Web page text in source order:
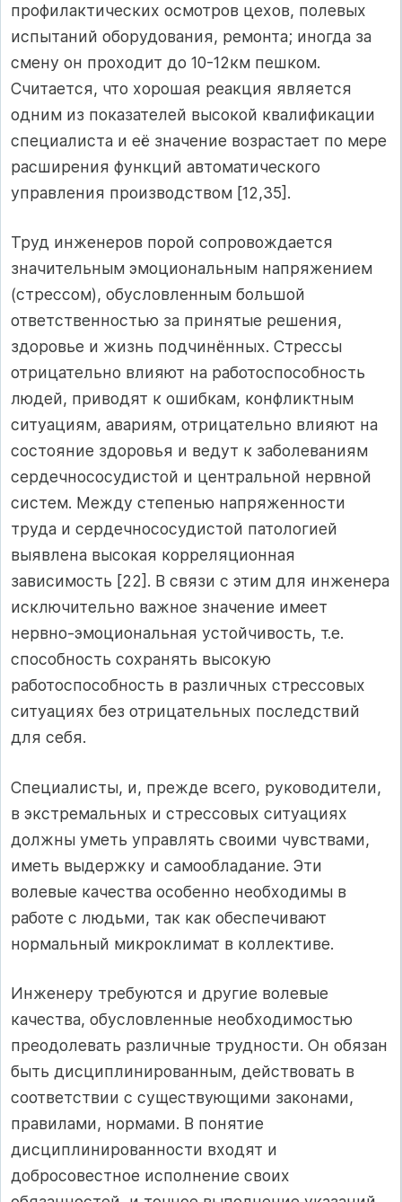
профилактических осмотров цехов, полевых
испытаний оборудования, ремонта; иногда за
смену он проходит до 10-12км пешком.
Считается, что хорошая реакция является
одним из показателей высокой квалификации
специалиста и её значение возрастает по мере
расширения функций автоматического
управления производством [12,35].
Труд инженеров порой сопровождается
значительным эмоциональным напряжением
(стрессом), обусловленным большой
ответственностью за принятые решения,
здоровье и жизнь подчинённых. Стрессы
отрицательно влияют на работоспособность
людей, приводят к ошибкам, конфликтным
ситуациям, авариям, отрицательно влияют на
состояние здоровья и ведут к заболеваниям
сердечнососудистой и центральной нервной
систем. Между степенью напряженности
труда и сердечнососудистой патологией
выявлена высокая корреляционная
зависимость [22]. В связи с этим для инженера
исключительно важное значение имеет
нервно-эмоциональная устойчивость, т.е.
способность сохранять высокую
работоспособность в различных стрессовых
ситуациях без отрицательных последствий
для себя.
Специалисты, и, прежде всего, руководители,
в экстремальных и стрессовых ситуациях
должны уметь управлять своими чувствами,
иметь выдержку и самообладание. Эти
волевые качества особенно необходимы в
работе с людьми, так как обеспечивают
нормальный микроклимат в коллективе.
Инженеру требуются и другие волевые
качества, обусловленные необходимостью
преодолевать различные трудности. Он обязан
быть дисциплинированным, действовать в
соответствии с существующими законами,
правилами, нормами. В понятие
дисциплинированности входят и
добросовестное исполнение своих